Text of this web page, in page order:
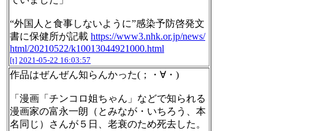
“外国人と食事しないように”感染予防啓発文
書に保健所が記載 https://www3.nhk.or.jp/news/
html/20210522/k10013044921000.html
[t] 2021-05-22 16:03:57
作品はぜんぜん知らんかった(；・∀・)
「漫画「チンコロ姐ちゃん」などで知られる
漫画家の富永一朗（とみなが・いちろう、本
名同じ）さんが５日、老衰のため死去した。